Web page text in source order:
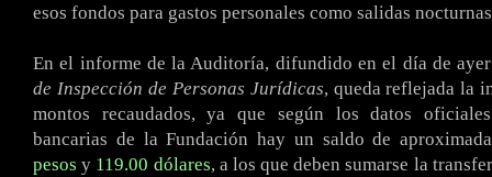
esos fondos para gastos personales como salidas
En el informe de la Auditoría, difundido en el día de
de Inspección de Personas Jurídicas, queda reflejada la
montos recaudados, ya que según los datos
bancarias de la Fundación hay un saldo de
pesos y 119.00 dólares, a los que deben sumarse la